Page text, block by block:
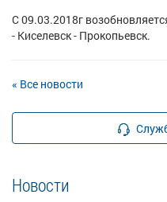
С 09.03.2018г
- Киселевск - Прокопьевск.
« Все новости
Новости